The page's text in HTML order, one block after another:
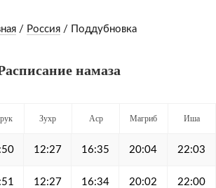
/ Россия / Поддубновка
намаза
Зухр Аср Магриб Иша
12:27 16:35 20:04 22:03
12:27 16:34 20:02 22:00